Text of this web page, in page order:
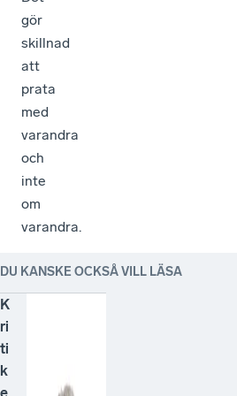
gör
skillnad
att
prata
med
varandra
och
inte
om
varandra.
DU KANSKE OCKSÅ VILL LÄSA
K
ri
ti
k